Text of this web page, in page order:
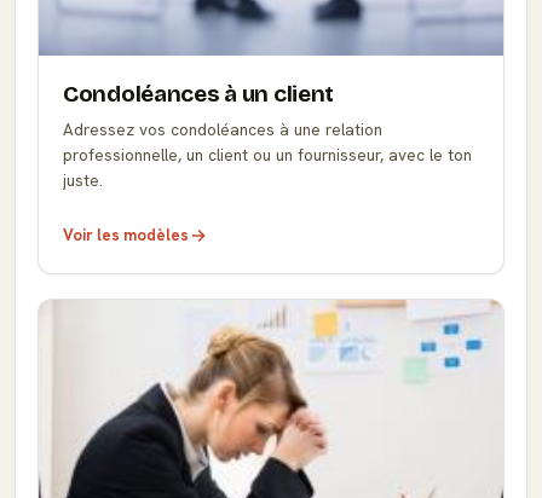
Condoléances à un client
Adressez vos condoléances à une relation
professionnelle, un client ou un fournisseur, avec le ton
juste.
Voir les modèles